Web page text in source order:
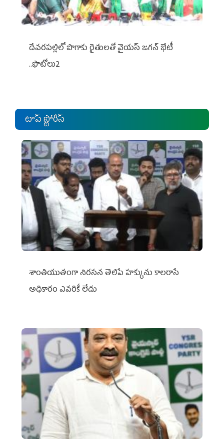
దేవరపల్లిలో పొగాకు రైతులతో వైయస్ జగన్ భేటీ
..ఫొటోలు2
టాప్ స్టోరీస్
శాంతియుతంగా నిరసన తెలిపే హక్కును కాలరాసే
అధికారం ఎవరికీ లేదు